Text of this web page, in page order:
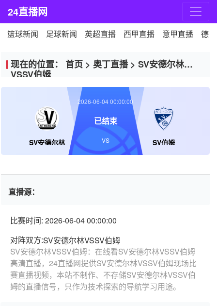
24直播网
篮球新闻 足球新闻 英超直播 西甲直播 意甲直播 德
现在的位置： 首页 > 奥丁直播> SV安德尔林
VSSV伯姆
SV安德尔林 SV伯姆
2026-06-04 00:00:00
已结束
VS
直播源：
比赛时间: 2026-06-04 00:00:00
对阵双方:SV安德尔林VSSV伯姆
SV安德尔林VSSV伯姆：在线看SV安德尔林VSSV伯姆
高清直播，24直播网提供SV安德尔林VSSV伯姆现场比
赛直播视频，本站不制作、不存储SV安德尔林VSSV伯
姆的直播信号，只作为技术探索的导航学习用途。